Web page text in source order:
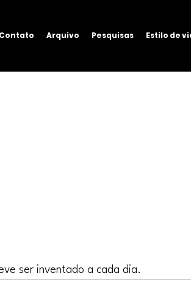
Contato Arquivo Pesquisas Estilo de
ser inventado a cada dia.